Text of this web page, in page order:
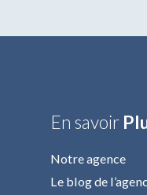
En savoir
Notre agence
Le blog de